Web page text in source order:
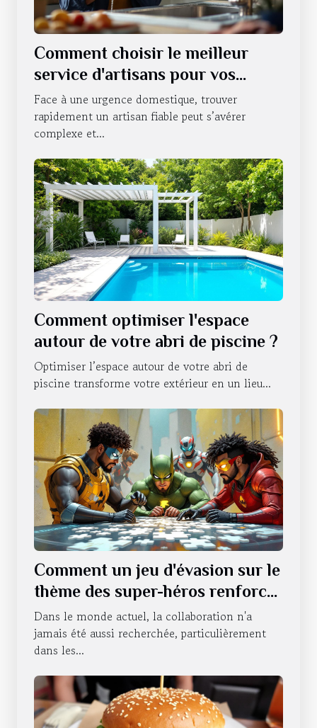
Comment choisir le meilleur
service d'artisans pour vos
urgences domestiques ?
Face à une urgence domestique, trouver
rapidement un artisan fiable peut s’avérer
complexe et...
Comment optimiser l'espace
autour de votre abri de piscine ?
Optimiser l’espace autour de votre abri de
piscine transforme votre extérieur en un lieu...
Comment un jeu d'évasion sur le
thème des super-héros renforce
le travail d'équipe ?
Dans le monde actuel, la collaboration n'a
jamais été aussi recherchée, particulièrement
dans les...